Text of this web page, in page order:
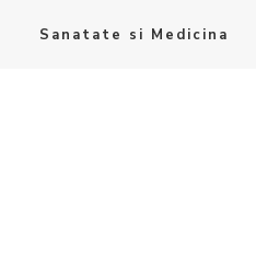
Sanatate si Medicina